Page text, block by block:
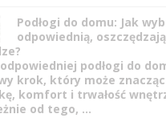
Podłogi do domu: Jak
odpowiednią,
podłogi do
krok, który może
komfort i trwałość
od tego, …